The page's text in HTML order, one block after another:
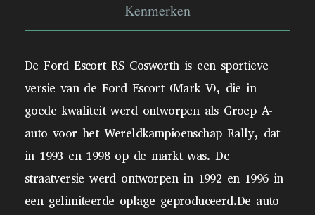
Kenmerken
De Ford Escort RS Cosworth is een sportieve
versie van de Ford Escort (Mark V), die in
goede kwaliteit werd ontworpen als Groep A-
auto voor het Wereldkampioenschap Rally, dat
in 1993 en 1998 op de markt was. De
straatversie werd ontworpen in 1992 en 1996 in
een gelimiteerde oplage geproduceerd.De auto